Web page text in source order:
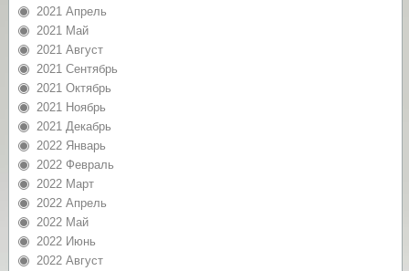
2021 Апрель
2021 Май
2021 Август
2021 Сентябрь
2021 Октябрь
2021 Ноябрь
2021 Декабрь
2022 Январь
2022 Февраль
2022 Март
2022 Апрель
2022 Май
2022 Июнь
2022 Август